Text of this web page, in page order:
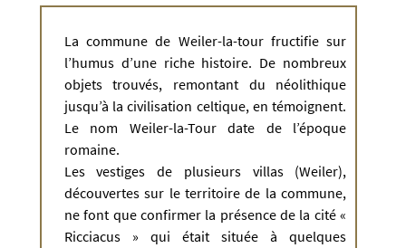
La commune de Weiler-la-tour fructifie sur
l’humus d’une riche histoire. De nombreux
objets trouvés, remontant du néolithique
jusqu’à la civilisation celtique, en témoignent.
Le nom Weiler-la-Tour date de l’époque
romaine.
Les vestiges de plusieurs villas (Weiler),
découvertes sur le territoire de la commune,
ne font que confirmer la présence de la cité «
Ricciacus » qui était située à quelques